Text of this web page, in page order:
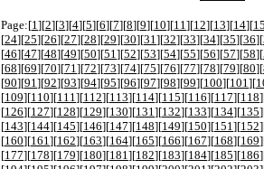
Page:[1][2][3][4][5][6][7][8][9][10][11][12][13][14][15
[24][25][26][27][28][29][30][31][32][33][34][35][36][
[46][47][48][49][50][51][52][53][54][55][56][57][58][
[68][69][70][71][72][73][74][75][76][77][78][79][80][
[90][91][92][93][94][95][96][97][98][99][100][101][
[109][110][111][112][113][114][115][116][117][118
[126][127][128][129][130][131][132][133][134][135
[143][144][145][146][147][148][149][150][151][152
[160][161][162][163][164][165][166][167][168][169
[177][178][179][180][181][182][183][184][185][186